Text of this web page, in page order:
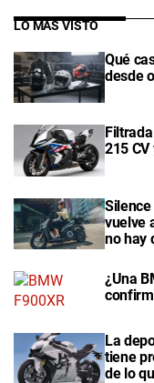
LO MÁS VISTO
Qué
desde
215
vuelve
no hay
¿Una
La
tiene
de lo